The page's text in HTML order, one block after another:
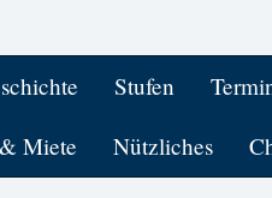
Stufen
Miete
Nützliches